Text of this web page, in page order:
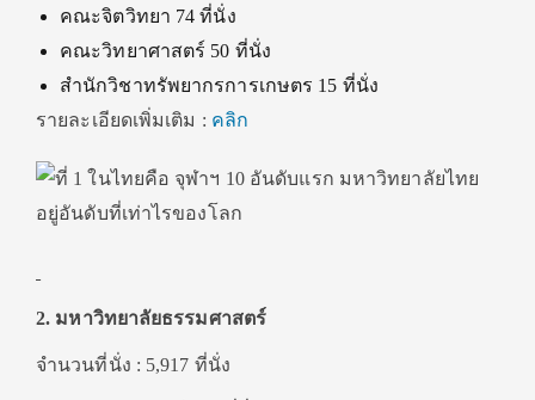
คณะจิตวิทยา 74 ที่นั่ง
คณะวิทยาศาสตร์ 50 ที่นั่ง
สำนักวิชาทรัพยากรการเกษตร 15 ที่นั่ง
รายละเอียดเพิ่มเติม : คลิก
2. มหาวิทยาลัยธรรมศาสตร์
จำนวนที่นั่ง : 5,917 ที่นั่ง